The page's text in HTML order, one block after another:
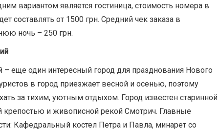
вариантом является гостиница, стоимость номера в
составлять от 1500 грн. Средний чек заказа в
ночь – 250 грн.
еще один интересный город для празднования Нового
в город приезжает весной и осенью, поэтому
за тихим, уютным отдыхом. Город известен старинной
крепостью и живописной рекой Смотрич. Главные
Кафедральный костел Петра и Павла, минарет со